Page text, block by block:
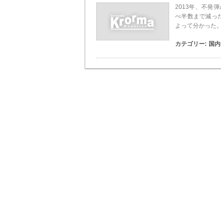
2013年、不発
べ半数まで減っ
よって分かった
カテゴリー: 国内